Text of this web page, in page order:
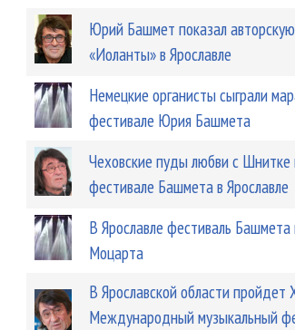
Юрий Башмет показал
«Иоланты» в Ярославле
Немецкие органисты сыграли
фестивале Юрия Башмета
Чеховские пуды любви с Шнитке
фестивале Башмета в Ярославле
В Ярославле фестиваль Башмета
Моцарта
В Ярославской области пройдет
Международный музыкальный